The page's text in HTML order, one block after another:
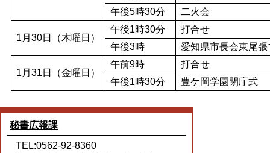
午後5時30分
二火会
1月30日（木曜日）
午後1時30分
打合せ
午後3時
愛知県市長会東尾
1月31日（金曜日）
午前9時
打合せ
午後1時30分
豊ケ岡学園閉庁式
秘書広報課
TEL:0562-92-8360